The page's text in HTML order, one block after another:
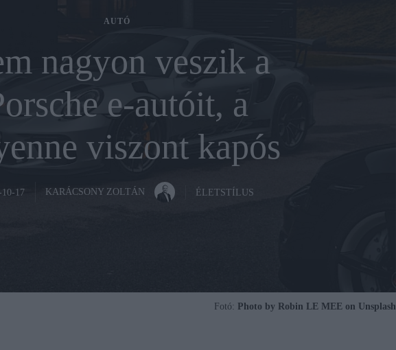
AUTÓ
nagyon veszik a
e-autóit, a
viszont kapós
10-17 KARÁCSONY ZOLTÁN ÉLETSTÍLUS
Fotó: Photo by Robin LE MEE on Unsplash